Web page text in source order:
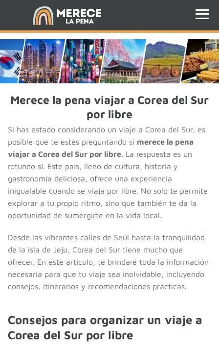
Merece la pena viajar a Corea del Sur
por libre
Si has estado considerando un viaje a Corea del Sur, es
posible que te estés preguntando si merece la pena
viajar a Corea del Sur por libre. La respuesta es un
rotundo sí. Este país, lleno de cultura, historia y
gastronomía deliciosa, ofrece una experiencia
inigualable cuando se viaja por libre. No solo te permite
explorar a tu propio ritmo, sino que también te da la
oportunidad de sumergirte en la vida local.
Desde las vibrantes calles de Seúl hasta la tranquilidad
de la isla de Jeju, Corea del Sur tiene mucho que
ofrecer. En este artículo, te brindaré toda la información
necesaria para que tu viaje sea inolvidable, incluyendo
consejos, itinerarios y recomendaciones prácticas.
Consejos para organizar un viaje a
Corea del Sur por libre